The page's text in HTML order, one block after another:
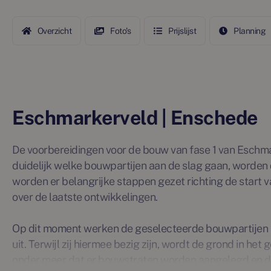
Overzicht Foto's Prijslijst Planning
Eschmarkerveld | Enschede
De voorbereidingen voor de bouw van fase 1 van
duidelijk welke bouwpartijen aan de slag gaan,
worden er belangrijke stappen gezet richting de start
over de laatste ontwikkelingen.
Op dit moment werken de geselecteerde
uit. Terwijl zij hiermee bezig zijn, wordt de grond in het